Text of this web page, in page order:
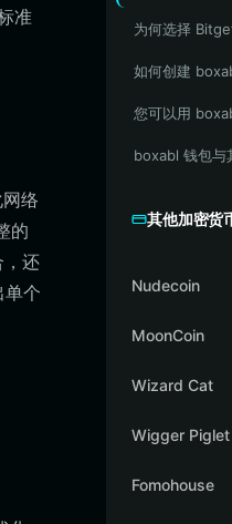
准
络
的
还
单个
为何选择
如何创建
您可以用
boxabl 钱包与
其他加密货
Nudecoin
MoonCoin
Wizard Cat
Wigger Piglet
Fomohouse